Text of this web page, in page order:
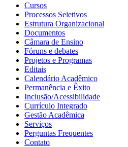
Cursos
Processos Seletivos
Estrutura Organizacional
Documentos
Câmara de Ensino
Fóruns e debates
Projetos e Programas
Editais
Calendário Acadêmico
Permanência e Êxito
Inclusão/Acessibilidade
Currículo Integrado
Gestão Acadêmica
Serviços
Perguntas Frequentes
Contato